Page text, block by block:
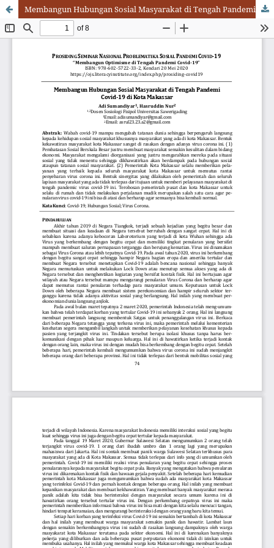
Membangun Hubungan Sosial Masyarakat di Tengah Pandemi Covid-19 di Kota Makassar